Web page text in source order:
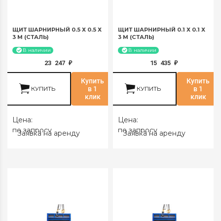
ЩИТ ШАРНИРНЫЙ 0.5 Х 0.5 Х
3 М (СТАЛЬ)
В наличии
23 247 ₽
КУПИТЬ
Купить
в 1
клик
Цена:
по запросу
Заявка на аренду
ЩИТ ШАРНИРНЫЙ 0.1 Х 0.1 Х
3 М (СТАЛЬ)
В наличии
15 435 ₽
КУПИТЬ
Купить
в 1
клик
Цена:
по запросу
Заявка на аренду